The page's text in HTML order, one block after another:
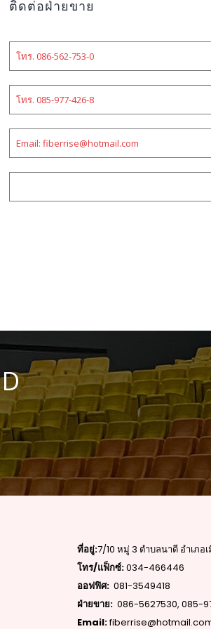
ติดต่อฝ่ายขาย
โทร. 086-562-753-0
โทร. 085-977-426-8
Email: fiberrise@hotmail.com
ที่อยู่:7/10 หมู่ 3 ตำบลนาดี อำเภ
โทร/แฟ็กซ์:034-466446
ออฟฟิศ: 081-3549418
ฝ่ายขาย: 086-5627530, 085-
Email: